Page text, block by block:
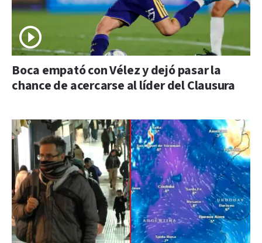
Boca empató con Vélez y dejó pasar la
chance de acercarse al líder del Clausura